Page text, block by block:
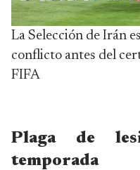
La Selección de Irán
conflicto antes del
FIFA
Plaga de
temporada